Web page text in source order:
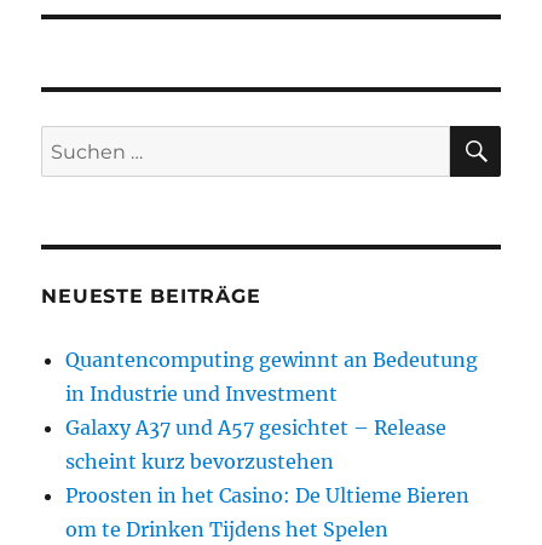
Suchen
nach:
NEUESTE BEITRÄGE
Quantencomputing gewinnt an Bedeutung
in Industrie und Investment
Galaxy A37 und A57 gesichtet – Release
scheint kurz bevorzustehen
Proosten in het Casino: De Ultieme Bieren
om te Drinken Tijdens het Spelen